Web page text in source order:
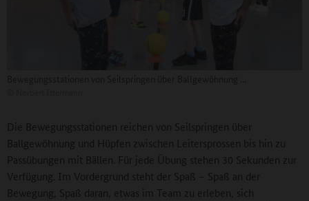
Die Bewegungsstationen reichen von Seilspringen über
Ballgewöhnung und Hüpfen zwischen Leitersprossen bis hin zu
Passübungen mit Bällen. Für jede Übung stehen 30 Sekunden zur
Verfügung. Im Vordergrund steht der Spaß – Spaß an der
Bewegung, Spaß daran, etwas im Team zu erleben, sich